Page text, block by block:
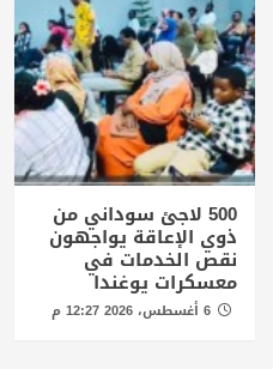
500 لاجئ سوداني من
ذوي الإعاقة يواجهون
نقص الخدمات في
معسكرات يوغندا